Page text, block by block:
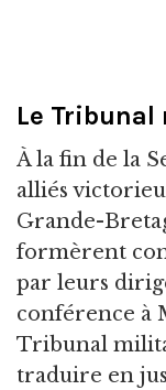
Le
À la fin de la
alliés
Grande-
formèrent
par leurs
conférence à
Tribunal
traduire en